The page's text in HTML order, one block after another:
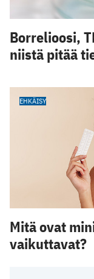
Borrelioosi,
niistä pitää
EHKÄISY
Mitä ovat
vaikuttavat?